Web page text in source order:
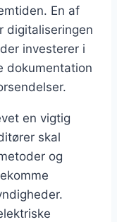
En af
digitaliseringen
investerer i
dokumentation
en vigtig
skal
og